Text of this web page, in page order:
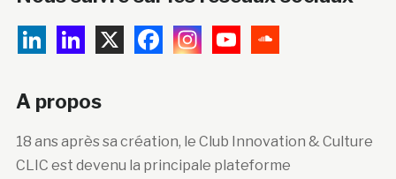
A propos
18 ans après sa création, le Club Innovation & Culture
CLIC est devenu la principale plateforme